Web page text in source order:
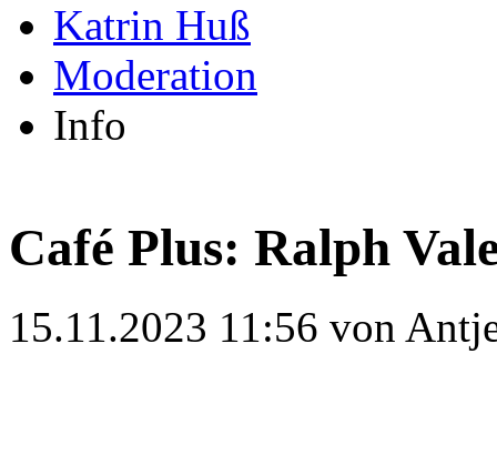
Katrin Huß
Moderation
Info
Café Plus: Ralph
15.11.2023 11:56 von